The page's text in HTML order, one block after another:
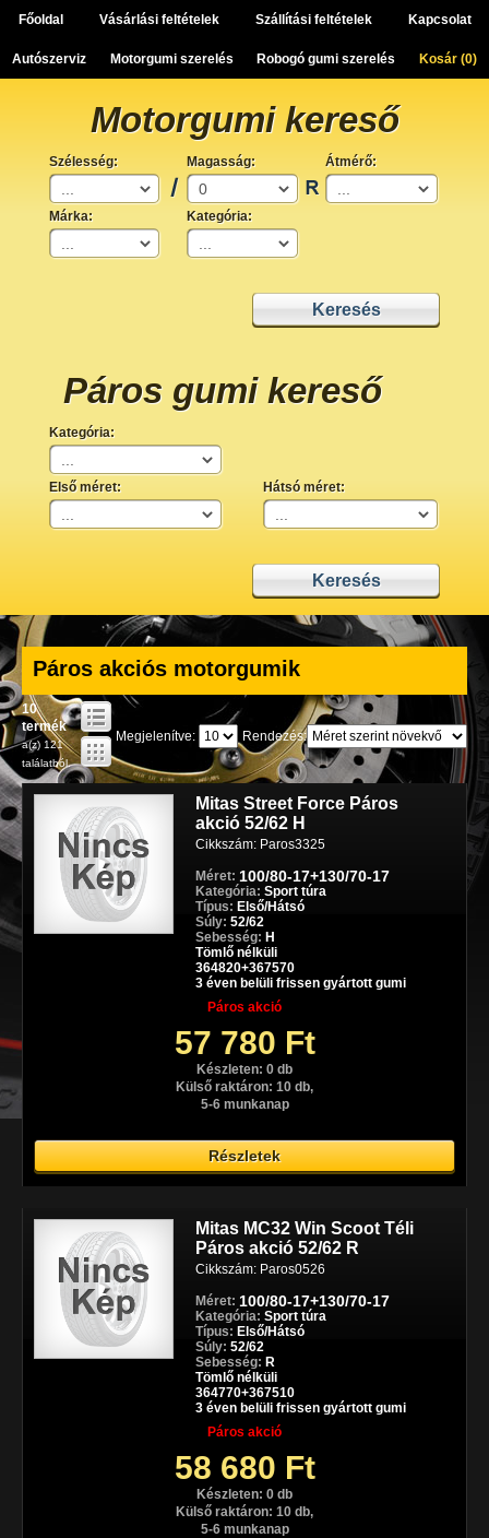
Főoldal Vásárlási feltételek Szállítási feltételek Kapcsolat
Autószerviz Motorgumi szerelés Robogó gumi szerelés Kosár (0)
Motorgumi kereső
Szélesség: Magasság: Átmérő:
Márka: Kategória:
Páros gumi kereső
Kategória:
Első méret: Hátsó méret:
Páros akciós motorgumik
10
termék
a(z) 121
találatból.
Megjelenítve: Rendezés:
Mitas Street Force Páros
akció 52/62 H
Cikkszám: Paros3325
Méret: 100/80-17+130/70-17
Kategória: Sport túra
Típus: Első/Hátsó
Súly: 52/62
Sebesség: H
Tömlő nélküli
364820+367570
3 éven belüli frissen gyártott gumi
Páros akció
57 780 Ft
Készleten: 0 db
Külső raktáron: 10 db,
5-6 munkanap
Részletek
Mitas MC32 Win Scoot Téli
Páros akció 52/62 R
Cikkszám: Paros0526
Méret: 100/80-17+130/70-17
Kategória: Sport túra
Típus: Első/Hátsó
Súly: 52/62
Sebesség: R
Tömlő nélküli
364770+367510
3 éven belüli frissen gyártott gumi
Páros akció
58 680 Ft
Készleten: 0 db
Külső raktáron: 10 db,
5-6 munkanap